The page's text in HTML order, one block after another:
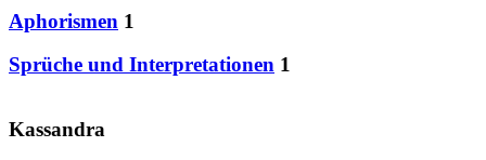
Aphorismen 1
Sprüche und Interpretationen 1
Kassandra